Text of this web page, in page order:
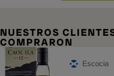
NUESTROS
COMPRARON
Escocia